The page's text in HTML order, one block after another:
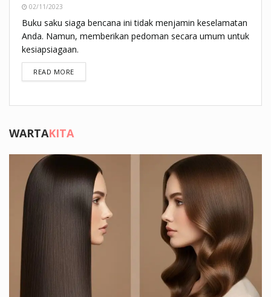
02/11/2023
Buku saku siaga bencana ini tidak menjamin keselamatan
Anda. Namun, memberikan pedoman secara umum untuk
kesiapsiagaan.
READ MOREDETAILS
WARTAKITA